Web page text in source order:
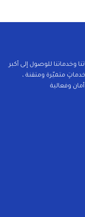
للوصول إلى أكبر
متميّرة ومتقنة ،
وفعالية